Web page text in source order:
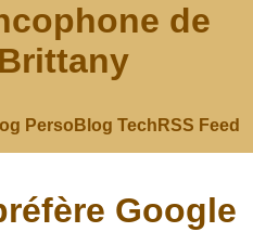
de
Perso Blog Tech RSS Feed
Google